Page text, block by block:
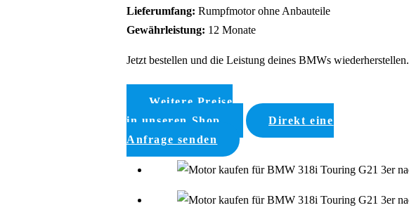
Lieferumfang: Rumpfmotor ohne Anbauteile
Gewährleistung: 12 Monate
Jetzt bestellen und die Leistung deines BMWs wiederherstellen.
Weitere Preise
in unseren Shop
Direkt eine
Anfrage senden